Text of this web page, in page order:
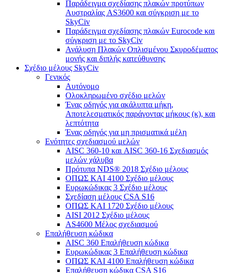
Παράδειγμα σχεδίασης πλακών προτύπων
Αυστραλίας AS3600 και σύγκριση με το
SkyCiv
Παράδειγμα σχεδίασης πλακών Eurocode και
σύγκριση με το SkyCiv
Ανάλυση Πλακών Οπλισμένου Σκυροδέματος
μονής και διπλής κατεύθυνσης
Σχέδιο μέλους SkyCiv
Γενικός
Αυτόνομο
Ολοκληρωμένο σχέδιο μελών
Ένας οδηγός για ακάλυπτα μήκη,
Αποτελεσματικός παράγοντας μήκους (κ), και
λεπτότητα
Ένας οδηγός για μη πρισματικά μέλη
Ενότητες σχεδιασμού μελών
AISC 360-10 και AISC 360-16 Σχεδιασμός
μελών χάλυβα
Πρότυπα NDS® 2018 Σχέδιο μέλους
ΟΠΩΣ ΚΑΙ 4100 Σχέδιο μέλους
Ευρωκώδικας 3 Σχέδιο μέλους
Σχεδίαση μέλους CSA S16
ΟΠΩΣ ΚΑΙ 1720 Σχέδιο μέλους
AISI 2012 Σχέδιο μέλους
AS4600 Μέλος σχεδιασμού
Επαλήθευση κώδικα
AISC 360 Επαλήθευση κώδικα
Ευρωκώδικας 3 Επαλήθευση κώδικα
ΟΠΩΣ ΚΑΙ 4100 Επαλήθευση κώδικα
Επαλήθευση κώδικα CSA S16